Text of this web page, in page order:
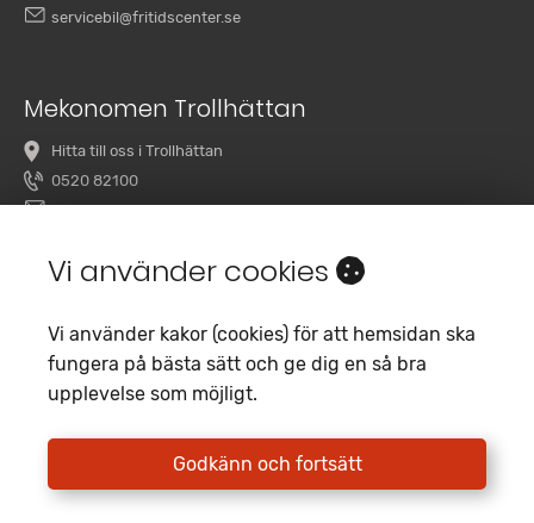
servicebil@fritidscenter.se
Mekonomen Trollhättan
Hitta till oss i Trollhättan
0520 82100
overby@mekonomenbilverkstad.se
Copyright 2020 Fritidscenter
Vi använder cookies
Vi använder kakor (cookies) för att hemsidan ska
fungera på bästa sätt och ge dig en så bra
upplevelse som möjligt.
Godkänn och fortsätt